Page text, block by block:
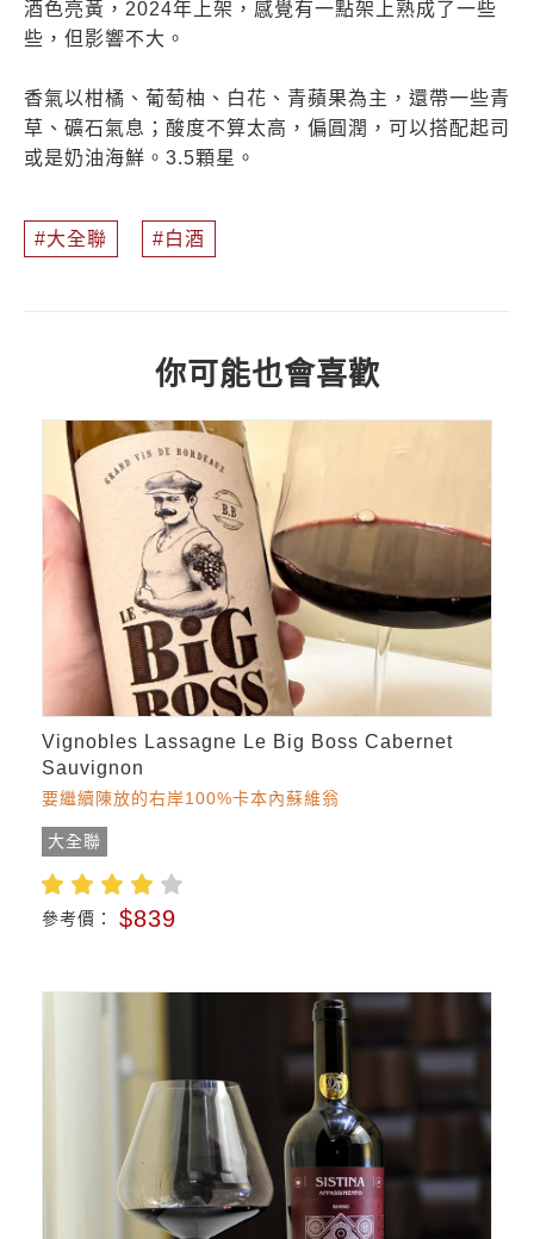
酒色亮黃，2024年上架，感覺有一點架上熟成了一些
些，但影響不大。
香氣以柑橘、葡萄柚、白花、青蘋果為主，還帶一些青
草、礦石氣息；酸度不算太高，偏圓潤，可以搭配起司
或是奶油海鮮。3.5顆星。
大全聯 白酒
你可能也會喜歡
Vignobles Lassagne Le Big Boss Cabernet
Sauvignon
要繼續陳放的右岸100%卡本內蘇維翁
大全聯
參考價： $839